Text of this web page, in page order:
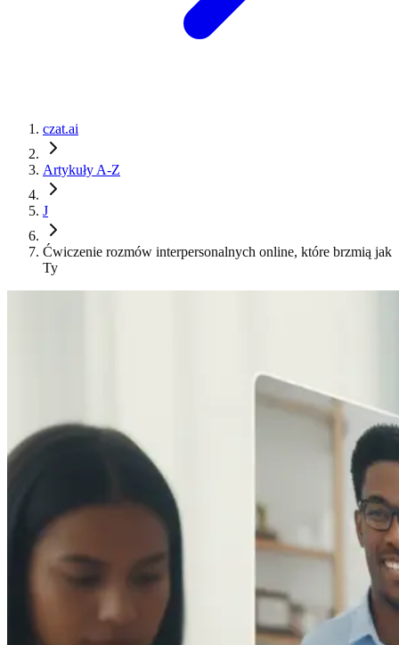
czat.ai
Artykuły A-Z
J
Ćwiczenie rozmów interpersonalnych online, które brzmią jak
Ty